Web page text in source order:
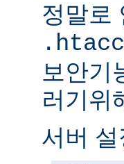
정말로
보안기
러기위
서버